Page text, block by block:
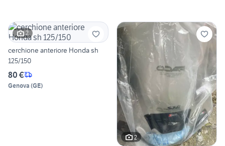
2
cerchione anteriore Honda sh
125/150
80 €
Genova (GE)
2